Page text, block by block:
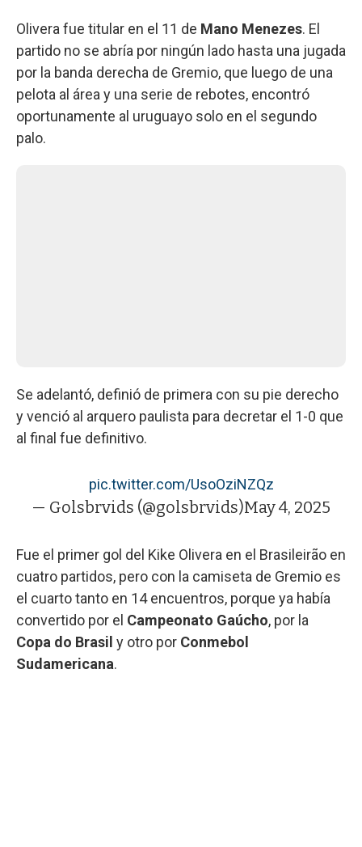
Olivera fue titular en el 11 de Mano Menezes. El
partido no se abría por ningún lado hasta una jugada
por la banda derecha de Gremio, que luego de una
pelota al área y una serie de rebotes, encontró
oportunamente al uruguayo solo en el segundo
palo.
Se adelantó, definió de primera con su pie derecho
y venció al arquero paulista para decretar el 1-0 que
al final fue definitivo.
pic.twitter.com/UsoOziNZQz
— Golsbrvids (@golsbrvids)May 4, 2025
Fue el primer gol del Kike Olivera en el Brasileirão en
cuatro partidos, pero con la camiseta de Gremio es
el cuarto tanto en 14 encuentros, porque ya había
convertido por el Campeonato Gaúcho, por la
Copa do Brasil y otro por Conmebol
Sudamericana.